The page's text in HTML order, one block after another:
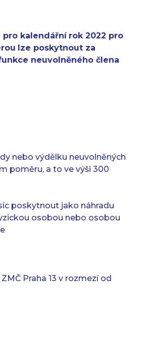
pro kalendářní rok 2022 pro
lze poskytnout za
neuvolněného člena
nebo výdělku neuvolněných
poměru, a to ve výši 300
poskytnout jako náhradu
osobou nebo osobou
Praha 13 v rozmezí od